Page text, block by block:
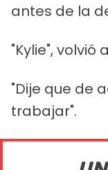
antes de la
"Kylie", volvió
"Dije que de
trabajar".